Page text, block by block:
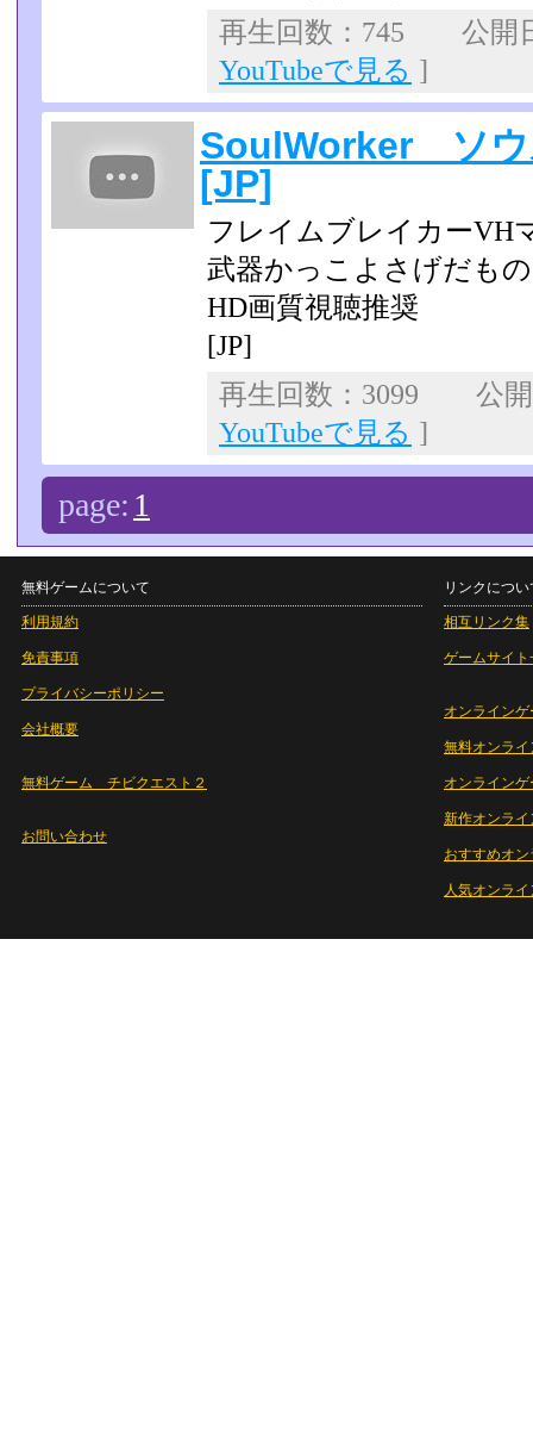
再生回数：745 公開
YouTubeで見る ]
SoulWorker ソウ
[JP]
フレイムブレイカーVH
武器かっこよさげだも
HD画質視聴推奨
[JP]
再生回数：3099 公
YouTubeで見る ]
page: 1
無料ゲームについて
利用規約
免責事項
プライバシーポリシー
会社概要
無料ゲーム チビクエスト２
お問い合わせ
リンクについ
相互リンク集
ゲームサイト
オンラインゲ
無料オンライ
オンライン
新作オンライ
おすすめオ
人気オンラ